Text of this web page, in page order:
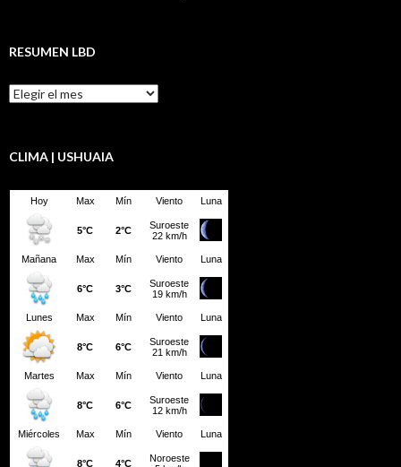
RESUMEN LBD
Resumen
LBD
CLIMA | USHUAIA